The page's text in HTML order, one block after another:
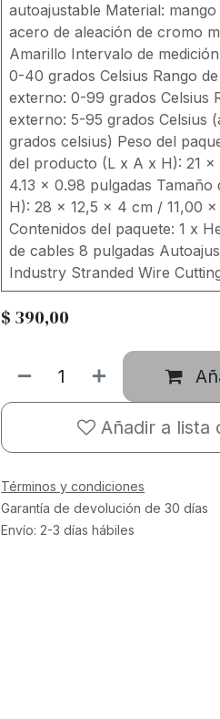
autoajustable Material:
acero de aleación de cromo
Amarillo Intervalo de
0-40 grados Celsius Rango
externo: 0-99 grados Celsius
externo: 5-95 grados Celsius
grados celsius) Peso del
del producto (L x A x H): 21 x
4.13 x 0.98 pulgadas
H): 28 x 12,5 x 4 cm / 11,00
Contenidos del paquete: 1 x
de cables 8 pulgadas
Industry Stranded Wire
$ 390,00
Añadir a lista
Términos y condiciones
Garantía de devolución de 30 días
Envío: 2-3 días hábiles